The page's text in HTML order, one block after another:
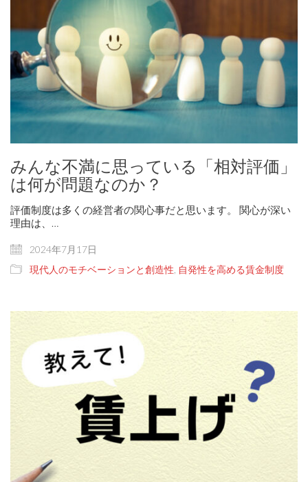
みんな不満に思っている「相対評価」
は何が問題なのか？
評価制度は多くの経営者の関心事だと思います。 関心が深い
理由は、…
2024年7月17日
現代人のモチベーションと創造性 自発性を高める賃金制度